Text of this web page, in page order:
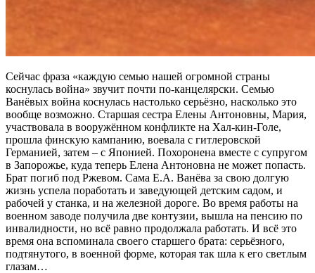
Сейчас фраза «каждую семью нашей огромной страны
коснулась война» звучит почти по-канцелярски. Семью
Ванёвых война коснулась настолько серьёзно, насколько это
вообще возможно. Старшая сестра Елены Антоновны, Мария,
участвовала в вооружённом конфликте на Хал-кин-Голе,
прошла финскую кампанию, воевала с гитлеровской
Германией, затем – с Японией. Похоронена вместе с супругом
в Запорожье, куда теперь Елена Антоновна не может попасть.
Брат погиб под Ржевом. Сама Е.А. Ванёва за свою долгую
жизнь успела поработать и заведующей детским садом, и
рабочей у станка, и на железной дороге. Во время работы на
военном заводе получила две контузии, вышла на пенсию по
инвалидности, но всё равно продолжала работать. И всё это
время она вспоминала своего старшего брата: серьёзного,
подтянутого, в военной форме, которая так шла к его светлым
глазам…